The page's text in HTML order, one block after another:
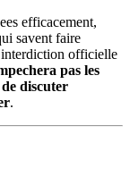
efficacement,
savent faire
interdiction officielle
pas les
discuter
.